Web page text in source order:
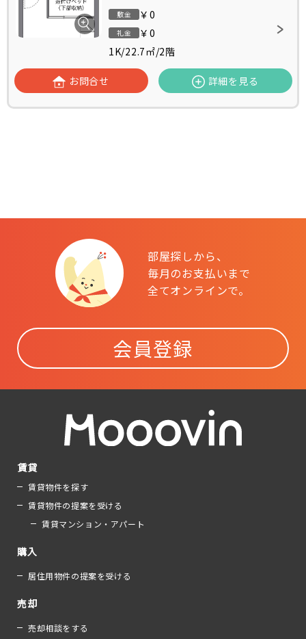
敷金 ￥0
礼金
￥0
1K/22.7㎡/2階
お問合せ 詳細を見る
部屋探しから、
毎月のお支払いまで
全てオンラインで。
会員登録
賃貸
賃貸物件を探す
賃貸物件の提案を受ける
賃貸マンション・アパート
購入
居住用物件の提案を受ける
売却
売却相談をする